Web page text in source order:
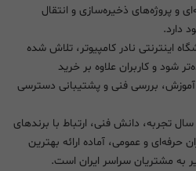
و پروژه‌های ذخیره‌سازی و انتقال
دارد.
اینترنتی نادر کامپیوتر، تلاش شده
شود و کاربران علاوه بر خرید
بررسی فنی و پشتیبانی دسترسی
امروز نادر کامپیوتر با بیش از ۳۵ سال تجربه، دانش فنی، ارتباط با برندهای
حرفه‌ای و عمومی، آماده ارائه بهترین
به مشتریان سراسر ایران است.